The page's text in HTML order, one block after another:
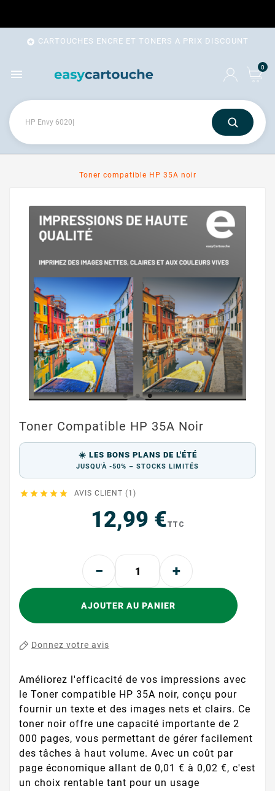
 CARTOUCHES ENCRE ET TONERS A PRIX DISCOUNT
 0
Toner compatible HP 35A noir
Toner Compatible HP 35A Noir
☀️ LES BONS PLANS DE L'ÉTÉ
JUSQU'À -50% – STOCKS LIMITÉS
     AVIS CLIENT (1)
12,99 €TTC
AJOUTER AU PANIER
Donnez votre avis
Améliorez l'efficacité de vos impressions avec
le Toner compatible HP 35A noir, conçu pour
fournir un texte et des images nets et clairs. Ce
toner noir offre une capacité importante de 2
000 pages, vous permettant de gérer facilement
des tâches à haut volume. Avec un coût par
page économique allant de 0,01 € à 0,02 €, c'est
un choix rentable tant pour un usage